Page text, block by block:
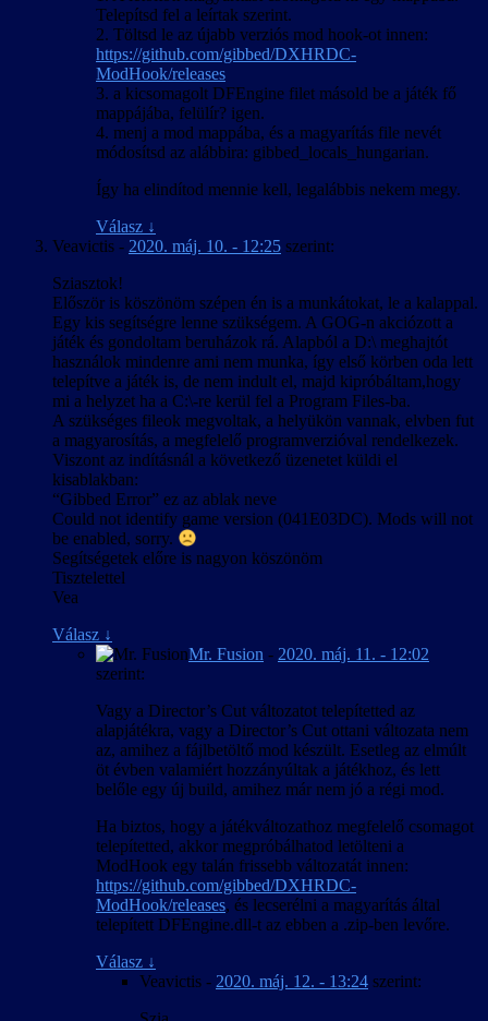
Telepítsd fel a leírtak szerint.
2. Töltsd le az újabb verziós mod hook-ot innen:
https://github.com/gibbed/DXHRDC-
ModHook/releases
3. a kicsomagolt DFEngine filet másold be a játék fő
mappájába, felülír? igen.
4. menj a mod mappába, és a magyarítás file nevét
módosítsd az alábbira: gibbed_locals_hungarian.
Így ha elindítod mennie kell, legalábbis nekem megy.
Válasz ↓
Veavictis - 2020. máj. 10. - 12:25 szerint:
Sziasztok!
Először is köszönöm szépen én is a munkátokat, le a kalappal.
Egy kis segítségre lenne szükségem. A GOG-n akciózott a
játék és gondoltam beruházok rá. Alapból a D:\ meghajtót
használok mindenre ami nem munka, így első körben oda lett
telepítve a játék is, de nem indult el, majd kipróbáltam,hogy
mi a helyzet ha a C:\-re kerül fel a Program Files-ba.
A szükséges fileok megvoltak, a helyükön vannak, elvben fut
a magyarosítás, a megfelelő programverzióval rendelkezek.
Viszont az indításnál a következő üzenetet küldi el
kisablakban:
“Gibbed Error” ez az ablak neve
Could not identify game version (041E03DC). Mods will not
be enabled, sorry.
Segítségetek előre is nagyon köszönöm
Tisztelettel
Vea
Válasz ↓
Mr. Fusion - 2020. máj. 11. - 12:02
szerint:
Vagy a Director’s Cut változatot telepítetted az
alapjátékra, vagy a Director’s Cut ottani változata nem
az, amihez a fájlbetöltő mod készült. Esetleg az elmúlt
öt évben valamiért hozzányúltak a játékhoz, és lett
belőle egy új build, amihez már nem jó a régi mod.
Ha biztos, hogy a játékváltozathoz megfelelő csomagot
telepítetted, akkor megpróbálhatod letölteni a
ModHook egy talán frissebb változatát innen:
https://github.com/gibbed/DXHRDC-
ModHook/releases, és lecserélni a magyarítás által
telepített DFEngine.dll-t az ebben a .zip-ben levőre.
Válasz ↓
Veavictis - 2020. máj. 12. - 13:24 szerint: